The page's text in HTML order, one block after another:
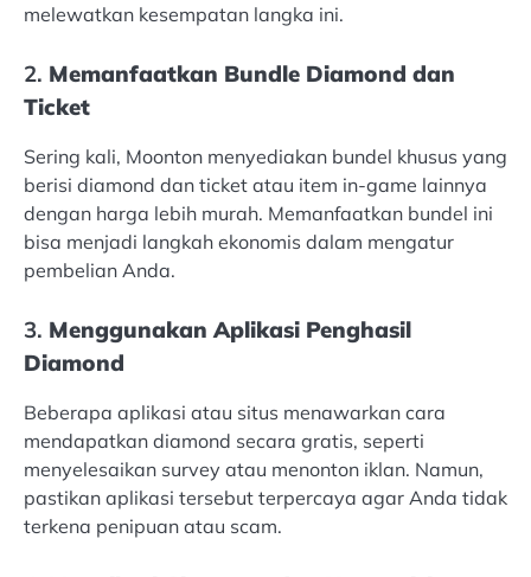
melewatkan kesempatan langka ini.
2. Memanfaatkan Bundle Diamond dan
Ticket
Sering kali, Moonton menyediakan bundel khusus yang
berisi diamond dan ticket atau item in-game lainnya
dengan harga lebih murah. Memanfaatkan bundel ini
bisa menjadi langkah ekonomis dalam mengatur
pembelian Anda.
3. Menggunakan Aplikasi Penghasil
Diamond
Beberapa aplikasi atau situs menawarkan cara
mendapatkan diamond secara gratis, seperti
menyelesaikan survey atau menonton iklan. Namun,
pastikan aplikasi tersebut terpercaya agar Anda tidak
terkena penipuan atau scam.